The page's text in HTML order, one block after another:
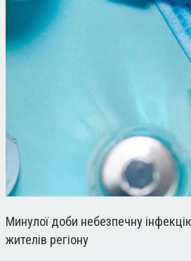
Минулої доби небезпечну
жителів регіону